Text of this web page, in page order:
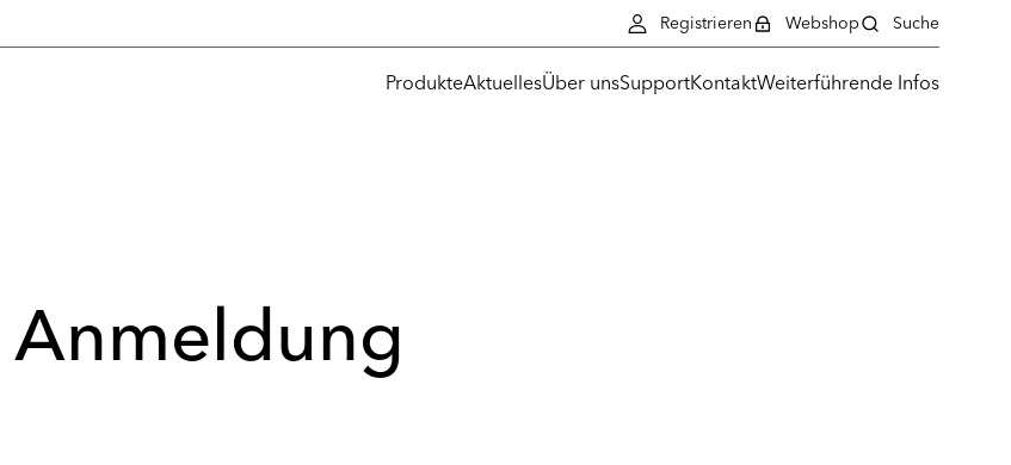
ProdukteAktuellesÜber unsSupportKontaktWeiterführende Infos
Registrieren Webshop Suche
Anmeldung